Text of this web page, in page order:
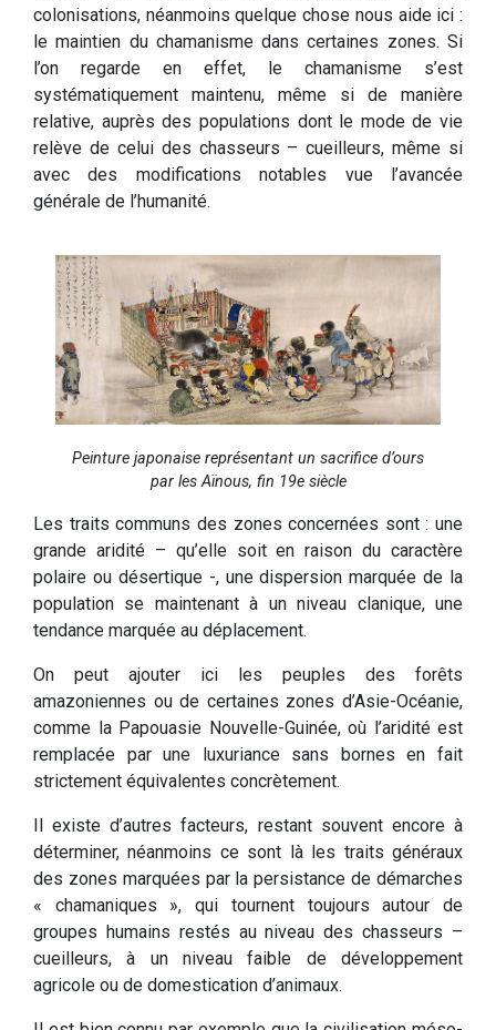
colonisations, néanmoins quelque chose nous aide ici :
le maintien du chamanisme dans certaines zones. Si
l’on regarde en effet, le chamanisme s’est
systématiquement maintenu, même si de manière
relative, auprès des populations dont le mode de vie
relève de celui des chasseurs – cueilleurs, même si
avec des modifications notables vue l’avancée
générale de l’humanité.
Peinture japonaise représentant un sacrifice d’ours
par les Aïnous, fin 19e siècle
Les traits communs des zones concernées sont : une
grande aridité – qu’elle soit en raison du caractère
polaire ou désertique -, une dispersion marquée de la
population se maintenant à un niveau clanique, une
tendance marquée au déplacement.
On peut ajouter ici les peuples des forêts
amazoniennes ou de certaines zones d’Asie-Océanie,
comme la Papouasie Nouvelle-Guinée, où l’aridité est
remplacée par une luxuriance sans bornes en fait
strictement équivalentes concrètement.
Il existe d’autres facteurs, restant souvent encore à
déterminer, néanmoins ce sont là les traits généraux
des zones marquées par la persistance de démarches
« chamaniques », qui tournent toujours autour de
groupes humains restés au niveau des chasseurs –
cueilleurs, à un niveau faible de développement
agricole ou de domestication d’animaux.